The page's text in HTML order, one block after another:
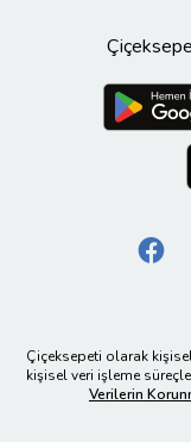
Çiçeksepeti olarak
kişisel veri işleme
Verilerin